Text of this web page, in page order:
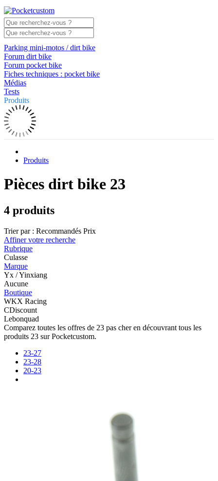
Parking mini-motos / dirt bike
Forum dirt bike
Forum pocket bike
Fiches techniques : pocket bike
Médias
Tests
Produits
Produits
Pièces dirt bike 23
4 produits
Trier par : Recommandés Prix
Affiner votre recherche
Rubrique
Culasse
Marque
Yx / Yinxiang
Aucune
Boutique
WKX Racing
CDiscount
Lebonquad
Comparez toutes les offres de 23 pas cher en découvrant tous les
produits 23 sur Pocketcustom.
23-27
23-28
20-23